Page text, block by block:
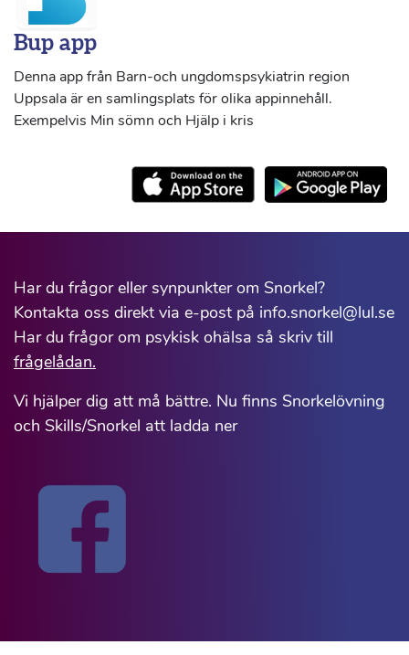
Bup app
Denna app från Barn-och ungdomspsykiatrin region
Uppsala är en samlingsplats för olika appinnehåll.
Exempelvis Min sömn och Hjälp i kris
Har du frågor eller synpunkter om Snorkel?
Kontakta oss direkt via e-post på info.snorkel@lul.se
Har du frågor om psykisk ohälsa så skriv till
frågelådan.
Vi hjälper dig att må bättre. Nu finns Snorkelövning
och Skills/Snorkel att ladda ner